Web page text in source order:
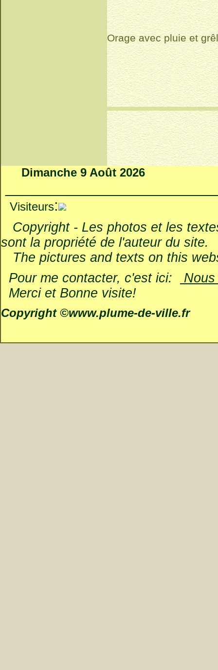
Orage avec pluie et
Dimanche 9 Août 2026
Visiteurs:
Copyright - Les photos et les
sont la propriété de l'auteur du site.
The pictures and texts on this
Pour me contacter, c'est ici:
Merci et Bonne visite!
Copyright ©www.plume-de-ville.fr